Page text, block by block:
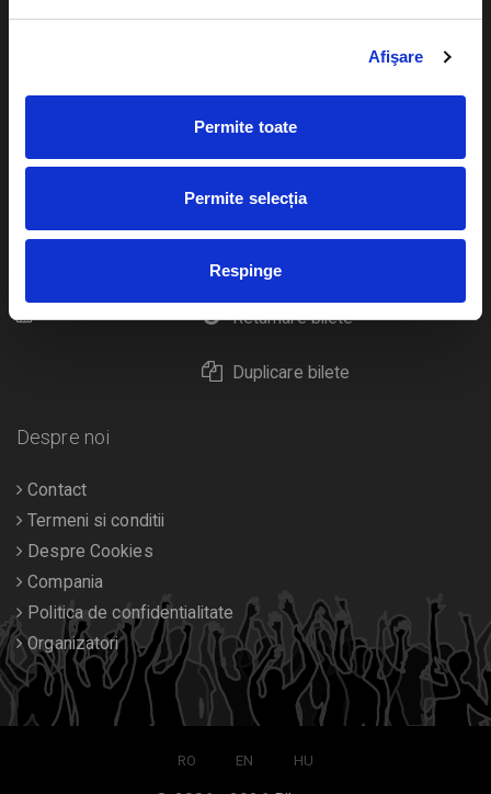
Afişare
Permite toate
Permite selecția
Respinge
Cum comand bilete?
eBilet printat acasa
Livrare prin curier
Returnare bilete
Duplicare bilete
Cultura
Calendar
Despre noi
Contact
Termeni si conditii
Despre Cookies
Compania
Politica de confidentialitate
Organizatori
RO EN HU